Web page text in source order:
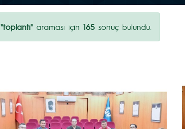
"toplantı"araması için 165sonuç bulundu.